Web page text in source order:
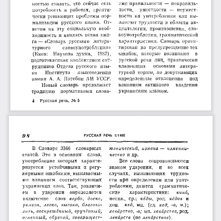
ностью  сказать,  что  сейчас  есть
потребность  в  работах,  практи­
чески  решающих проблемы нор­
мализации  русского  языка.  От­
ветом  на  эту  социальную  необ­
ходимость  и явилась  новая  кни­
га — «Словарь  русского  литера­
турного
словоупотребления»
(Киев:
Наукова  думка,
1987),
подготовленная коллективом сот­
рудников  Отдела  русского  язы­
ка
Института
языковедения
имени  А.  А.  Потебни  АН  УССР.
Новый  словарь  продолжает
традицию
нормативных  слова-
4 Р у сск ая   речь,  J4S  5
ния правильности  —  неправиль­
ности,
уместности  —  неумест­
ности  их  употребления  или  вы­
зывают  трудности  в  области  ак­
центологии,  произношения,  сло­
воупотребления,  грамматической
характеристики.  Словарь  ориен­
тирован  па  предупреждение тех
ошибок,  которые  возникают
в
русской  речи  лиц,  практически
владеющих
основами  литера­
турной  нормы,  но  допускающих
определенные  отклонения
под
влиянием  активного
владения
украинским языком.
OS РУССКАЯ  РЕЧЬ  5/1988
В  Словаре  3346
словарных
статей.  Это  в  основном
слова,
употребление  которых  характе­
ризуется
устойчивыми  и  регу­
лярными ошибками, вызываемы­
ми  влиянием
соответствующих
украинских  слов.  Так,  различи­
ем
в ударении
определяется
включение
слов
верба,  доска,
ремень,  легко,  высоко,  благово­
лить, воскрешённый,  вручённый,
огненный,  обувной,  товарищест­
юзнический,  измена — изменни­
чество
  и др.
Все  слова
сопровождаются
знаком  ударения,
и во
всех
случаях,  вызывающих
трудно­
сти  при  определении  или  упот­
реблении,  даются
грамматиче­
ские
характеристики:
кино,
пескл.,  ср.;
кеды,
  род.
кедов
  и
доп.
кед,
  мн.  (ед.
кед,  -а,
  м.);
лекарство, -а; мн. лекарства, род.
лекарств
  (не
лекарствов).